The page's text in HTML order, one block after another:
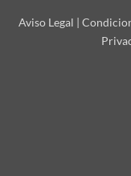
Aviso Legal |